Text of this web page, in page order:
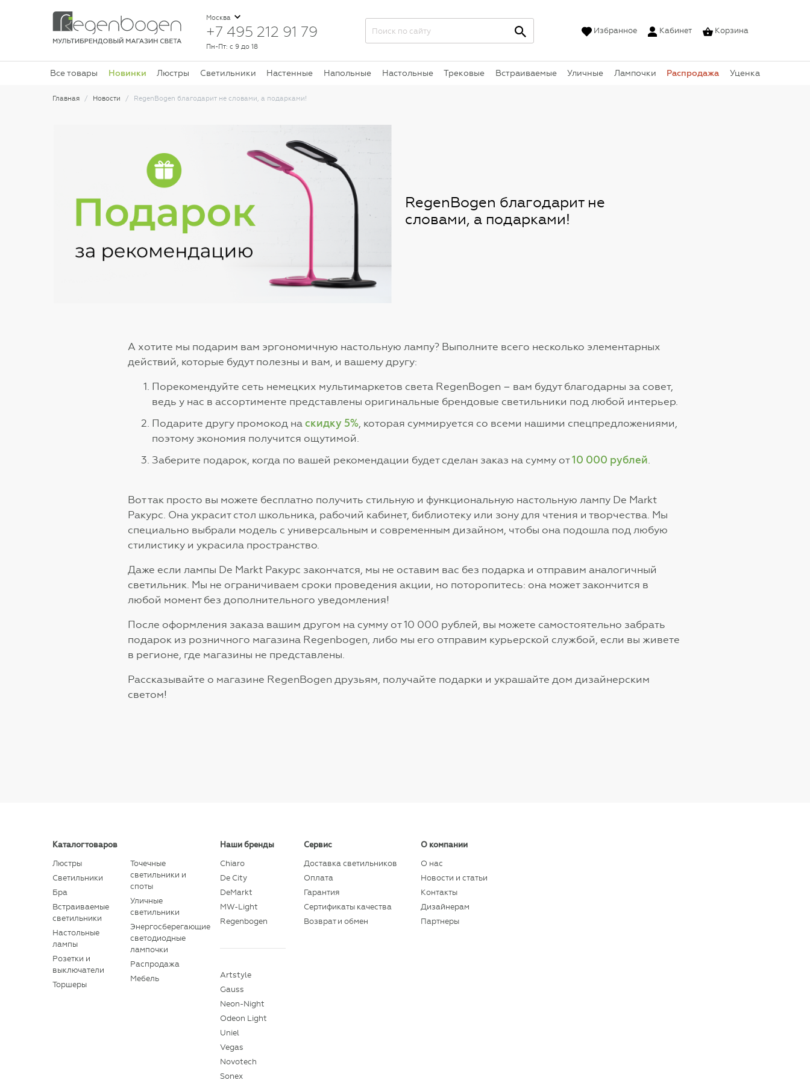
Москва
+7 495 212 91 79
Пн-Пт: с 9 до 18
Избранное Кабинет Корзина
Все товары Новинки Люстры Светильники Настенные Напольные Настольные Трековые Встраиваемые Уличные Лампочки Распродажа Уценка
Главная Новости RegenBogen благодарит не словами, а подарками!
RegenBogen благодарит не
словами, а подарками!
А хотите мы подарим вам эргономичную настольную лампу? Выполните всего несколько элементарных
действий, которые будут полезны и вам, и вашему другу:
Порекомендуйте сеть немецких мультимаркетов света RegenBogen – вам будут благодарны за совет,
ведь у нас в ассортименте представлены оригинальные брендовые светильники под любой интерьер.
Подарите другу промокод на скидку 5%, которая суммируется со всеми нашими спецпредложениями,
поэтому экономия получится ощутимой.
Заберите подарок, когда по вашей рекомендации будет сделан заказ на сумму от10 000 рублей.
Вот так просто вы можете бесплатно получить стильную и функциональную настольную лампу De Markt
Ракурс. Она украсит стол школьника, рабочий кабинет, библиотеку или зону для чтения и творчества. Мы
специально выбрали модель с универсальным и современным дизайном, чтобы она подошла под любую
стилистику и украсила пространство.
Даже если лампы De Markt Ракурс закончатся, мы не оставим вас без подарка и отправим аналогичный
светильник. Мы не ограничиваем сроки проведения акции, но поторопитесь: она может закончится в
любой момент без дополнительного уведомления!
После оформления заказа вашим другом на сумму от 10 000 рублей, вы можете самостоятельно забрать
подарок из розничного магазина Regenbogen, либо мы его отправим курьерской службой, если вы живете
в регионе, где магазины не представлены.
Рассказывайте о магазине RegenBogen друзьям, получайте подарки и украшайте дом дизайнерским
светом!
Каталог товаров
Люстры
Светильники
Бра
Встраиваемые
светильники
Настольные
лампы
Розетки и
выключатели
Торшеры
Точечные
светильники и
споты
Уличные
светильники
Энергосберегающие
светодиодные
лампочки
Распродажа
Мебель
Наши бренды
Chiaro
De City
DeMarkt
MW-Light
Regenbogen
Artstyle
Gauss
Neon-Night
Odeon Light
Uniel
Vegas
Novotech
Sonex
Сервис
Доставка светильников
Оплата
Гарантия
Сертификаты качества
Возврат и обмен
О компании
О нас
Новости и статьи
Контакты
Дизайнерам
Партнеры